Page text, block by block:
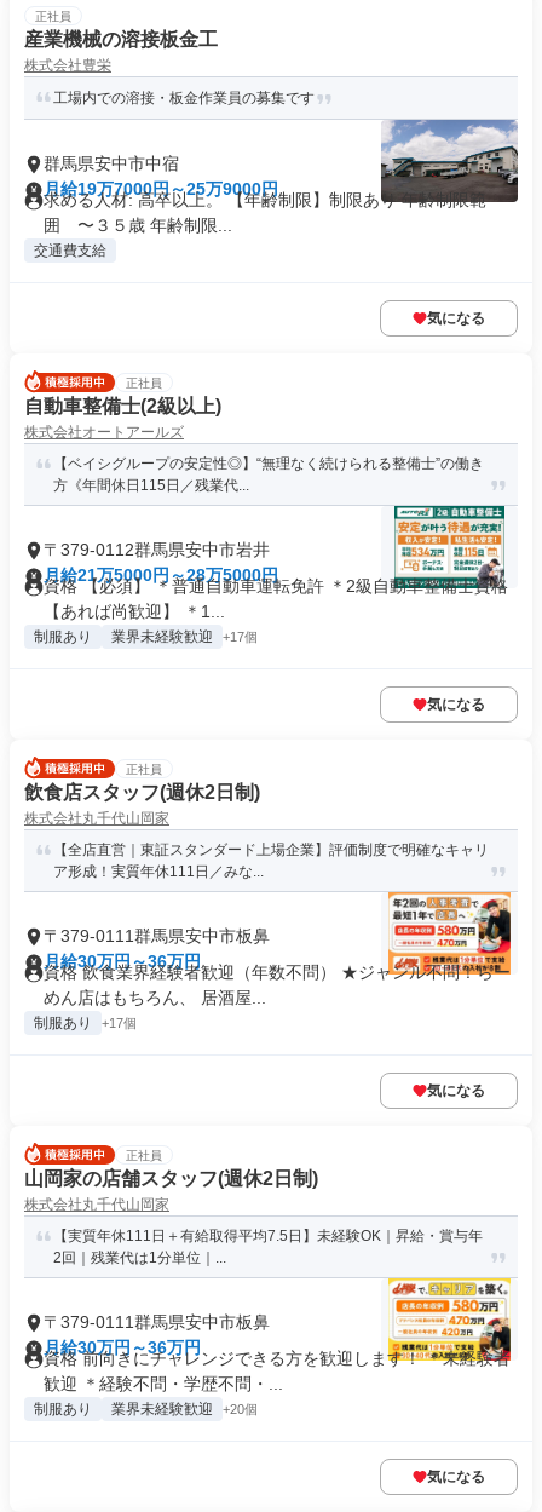
正社員
産業機械の溶接板金工
株式会社豊栄
工場内での溶接・板金作業員の募集です
群馬県安中市中宿
月給19万7000円～25万9000円
求める人材: 高卒以上。 【年齢制限】制限あり 年齢制限範
囲 〜３５歳 年齢制限...
交通費支給
気になる
正社員
自動車整備士(2級以上)
株式会社オートアールズ
【ベイシグループの安定性◎】“無理なく続けられる整備士”の働き
方《年間休日115日／残業代...
〒379-0112群馬県安中市岩井
月給21万5000円～28万5000円
資格 【必須】 ＊普通自動車運転免許 ＊2級自動車整備士資格
【あれば尚歓迎】 ＊1...
制服あり 業界未経験歓迎 +17個
気になる
正社員
飲食店スタッフ(週休2日制)
株式会社丸千代山岡家
【全店直営｜東証スタンダード上場企業】評価制度で明確なキャリ
ア形成！実質年休111日／みな...
〒379-0111群馬県安中市板鼻
月給30万円～36万円
資格 飲食業界経験者歓迎（年数不問） ★ジャンル不問！らー
めん店はもちろん、 居酒屋...
制服あり +17個
気になる
正社員
山岡家の店舗スタッフ(週休2日制)
株式会社丸千代山岡家
【実質年休111日＋有給取得平均7.5日】未経験OK｜昇給・賞与年
2回｜残業代は1分単位｜...
〒379-0111群馬県安中市板鼻
月給30万円～36万円
資格 前向きにチャレンジできる方を歓迎します！ ＊未経験者
歓迎 ＊経験不問・学歴不問・...
制服あり 業界未経験歓迎 +20個
気になる